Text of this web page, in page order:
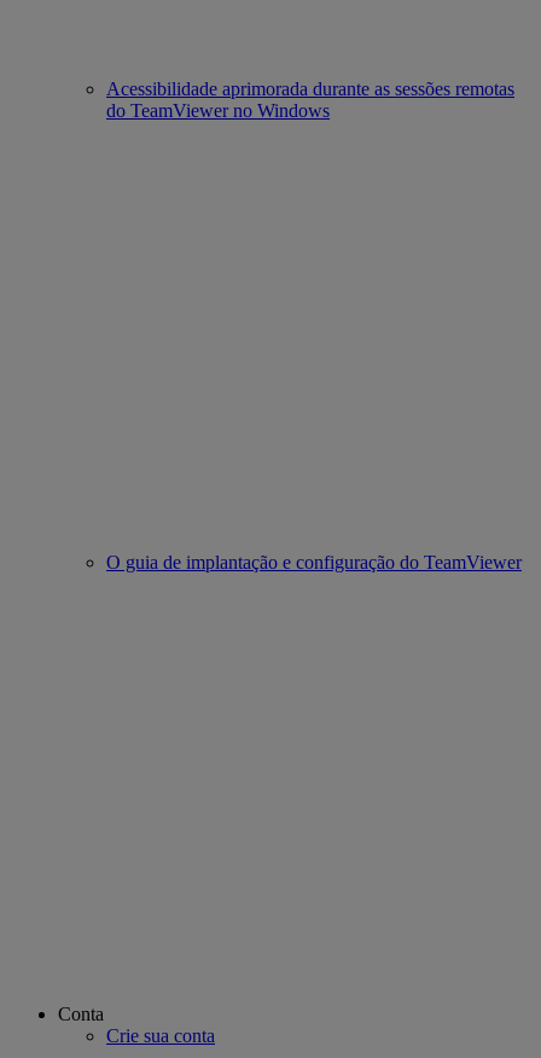
Acessibilidade aprimorada durante as sessões remotas
do TeamViewer no Windows
O guia de implantação e configuração do TeamViewer
Conta
Crie sua conta